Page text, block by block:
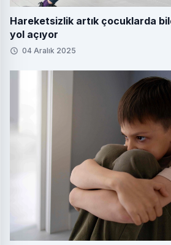
Hareketsizlik artık çocuklarda
yol açıyor
04 Aralık 2025